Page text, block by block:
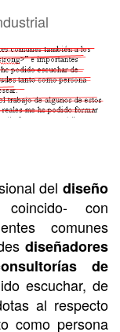
del diseño
con
comunes
diseñadores
de
escuchar, de
al respecto
como persona